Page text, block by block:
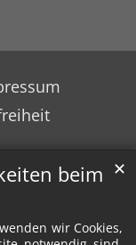
beim
wir Cookies,
✕